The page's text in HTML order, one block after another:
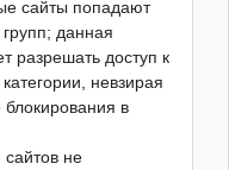
сайты попадают
групп; данная
разрешать доступ к
невзирая
в
сайтов не